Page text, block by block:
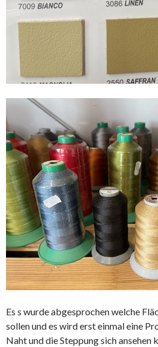
Es s wurde abgesprochen welche
sollen und es wird erst einmal eine
Naht und die Steppung sich ansehen